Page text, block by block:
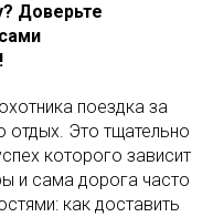
Доверьте
поездка за
Это тщательно
которого зависит
и сама дорога часто
как доставить